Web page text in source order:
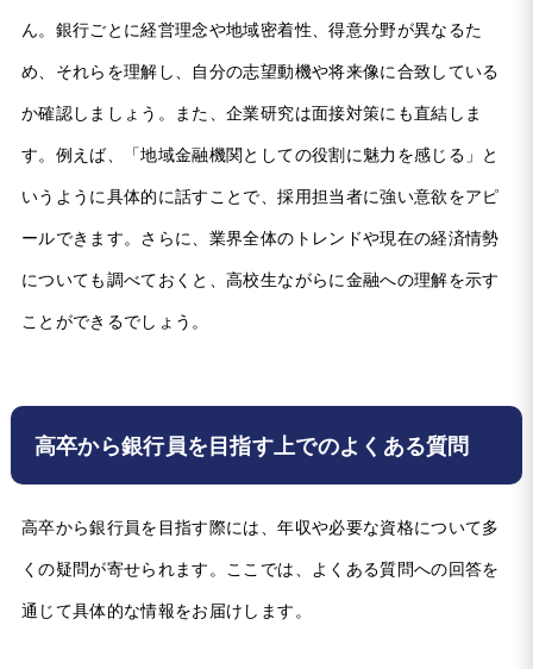
ん。銀行ごとに経営理念や地域密着性、得意分野が異なるた
め、それらを理解し、自分の志望動機や将来像に合致している
か確認しましょう。また、企業研究は面接対策にも直結しま
す。例えば、「地域金融機関としての役割に魅力を感じる」と
いうように具体的に話すことで、採用担当者に強い意欲をアピ
ールできます。さらに、業界全体のトレンドや現在の経済情勢
についても調べておくと、高校生ながらに金融への理解を示す
ことができるでしょう。
高卒から銀行員を目指す上でのよくある質問
高卒から銀行員を目指す際には、年収や必要な資格について多
くの疑問が寄せられます。ここでは、よくある質問への回答を
通じて具体的な情報をお届けします。